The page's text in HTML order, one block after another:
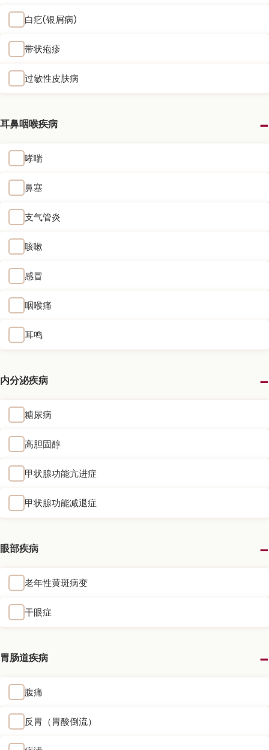
白疕(银屑病)
带状疱疹
过敏性皮肤病
耳鼻咽喉疾病
哮喘
鼻塞
支气管炎
咳嗽
感冒
咽喉痛
耳鸣
内分泌疾病
糖尿病
高胆固醇
甲状腺功能亢进症
甲状腺功能减退症
眼部疾病
老年性黄斑病变
干眼症
胃肠道疾病
腹痛
反胃（胃酸倒流）